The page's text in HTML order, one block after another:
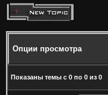
Опции просмотра
Показаны темы с 0 по 0 из 0